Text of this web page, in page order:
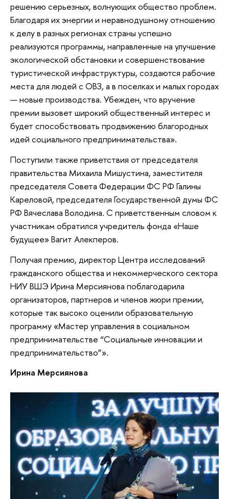
решению серьезных, волнующих общество проблем.
Благодаря их энергии и неравнодушному отношению
к делу в разных регионах страны успешно
реализуются программы, направленные на улучшение
экологической обстановки и совершенствование
туристической инфраструктуры, создаются рабочие
места для людей с ОВЗ, а в поселках и малых городах
— новые производства. Убежден, что вручение
премии вызовет широкий общественный интерес и
будет способствовать продвижению благородных
идей социального предпринимательства».
Поступили также приветствия от председателя
правительства Михаила Мишустина, заместителя
председателя Совета Федерации ФС РФ Галины
Кареловой, председателя Государственной думы ФС
РФ Вячеслава Володина. С приветственным словом к
участникам обратился учредитель фонда «Наше
будущее» Вагит Алекперов.
Получая премию, директор Центра исследований
гражданского общества и некоммерческого сектора
НИУ ВШЭ Ирина Мерсиянова поблагодарила
организаторов, партнеров и членов жюри премии,
которые так высоко оценили образовательную
программу «Мастер управления в социальном
предпринимательстве “Социальные инновации и
предпринимательство”».
Ирина Мерсиянова